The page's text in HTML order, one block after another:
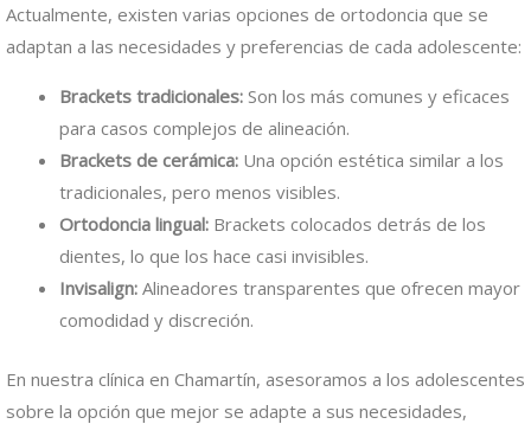
Actualmente, existen varias opciones de ortodoncia que se
adaptan a las necesidades y preferencias de cada adolescente:
Brackets tradicionales: Son los más comunes y eficaces
para casos complejos de alineación.
Brackets de cerámica: Una opción estética similar a los
tradicionales, pero menos visibles.
Ortodoncia lingual: Brackets colocados detrás de los
dientes, lo que los hace casi invisibles.
Invisalign: Alineadores transparentes que ofrecen mayor
comodidad y discreción.
En nuestra clínica en Chamartín, asesoramos a los adolescentes
sobre la opción que mejor se adapte a sus necesidades,